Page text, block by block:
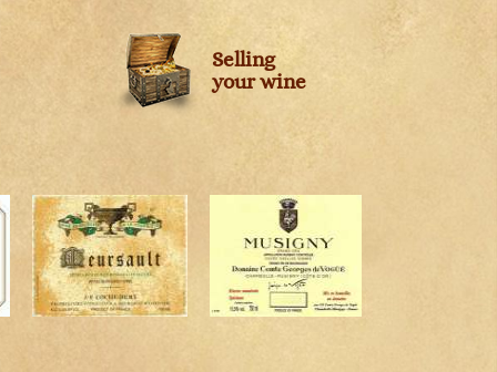
Selling
your wine